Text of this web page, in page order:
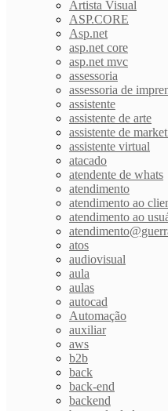
Artista Visual
ASP.CORE
Asp.net
asp.net core
asp.net mvc
assessoria
assessoria de
assistente
assistente de arte
assistente de
assistente virtual
atacado
atendente de whats
atendimento
atendimento ao
atendimento ao
atos
audiovisual
aula
aulas
autocad
Automação
auxiliar
aws
b2b
back
back-end
backend